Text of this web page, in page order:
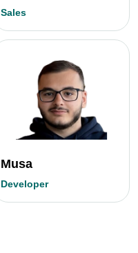
Sales
Musa
Developer